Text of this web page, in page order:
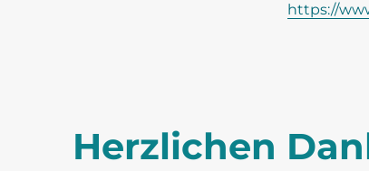
https://
Herzlichen